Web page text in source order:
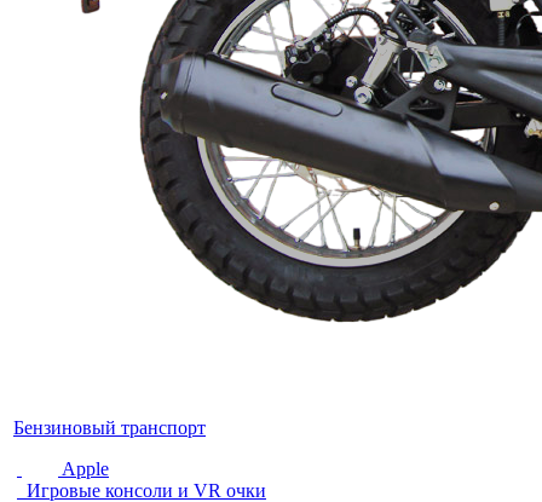
Бензиновый транспорт
Apple
Игровые консоли и VR очки